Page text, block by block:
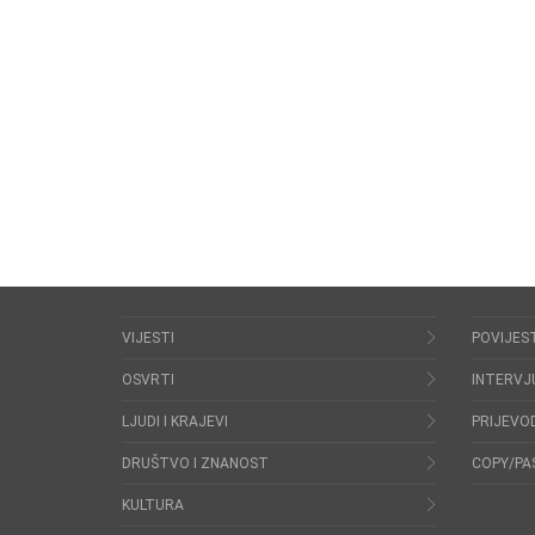
VIJESTI
OSVRTI
LJUDI I KRAJEVI
DRUŠTVO I ZNANOST
KULTURA
COPY/